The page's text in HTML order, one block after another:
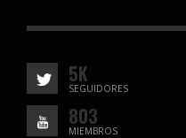
5K
SEGUIDORES
803
MIEMBROS